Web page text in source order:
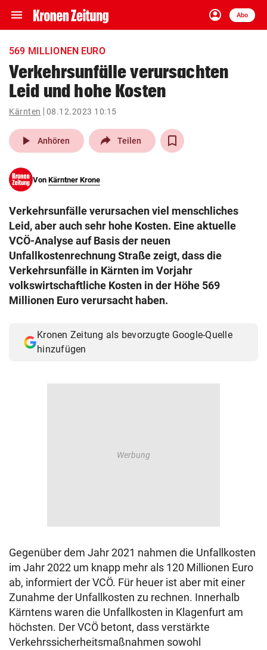
menu Navigation
ein-/ausklappen
account_circle
Anmelden
Abo
close Schließen
account_circle Anmelden
pin_drop
Wien arrow_right
search
eingeben
Muthgasse 2, 1190 Wien
569 MILLIONEN EURO
Verkehrsunfälle verursachten
Leid und hohe Kosten
Kärnten 08.12.2023 10:15
play_arrow Anhören Teilen
Von Kärntner Krone
Verkehrsunfälle verursachen viel menschliches
Leid, aber auch sehr hohe Kosten. Eine aktuelle
VCÖ-Analyse auf Basis der neuen
Unfallkostenrechnung Straße zeigt, dass die
Verkehrsunfälle in Kärnten im Vorjahr
volkswirtschaftliche Kosten in der Höhe 569
Millionen Euro verursacht haben.
Kronen Zeitung als bevorzugte Google-Quelle
hinzufügen
Gegenüber dem Jahr 2021 nahmen die Unfallkosten
im Jahr 2022 um knapp mehr als 120 Millionen Euro
ab, informiert der VCÖ. Für heuer ist aber mit einer
Zunahme der Unfallkosten zu rechnen. Innerhalb
Kärntens waren die Unfallkosten in Klagenfurt am
höchsten. Der VCÖ betont, dass verstärkte
Verkehrssicherheitsmaßnahmen sowohl